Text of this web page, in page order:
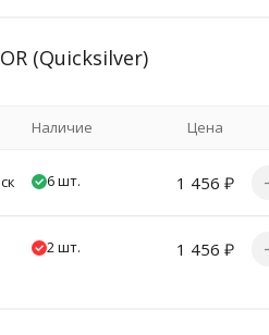
(Quicksilver)
Наличие Цена
6 шт. 1 456 ₽
2 шт. 1 456 ₽